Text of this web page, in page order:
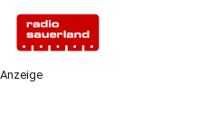
Anzeige